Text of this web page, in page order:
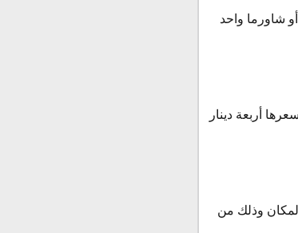
شاورما واحد
أربعة دينار
وذلك من